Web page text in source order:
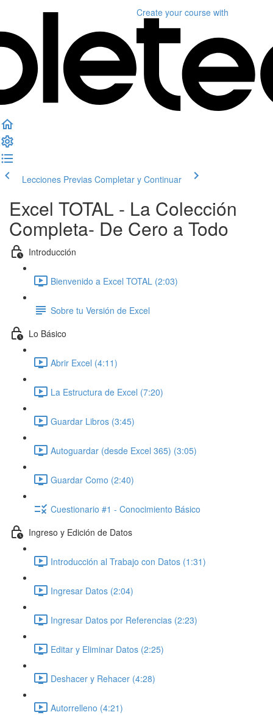
Create your course with
Lecciones Previas Completar y Continuar
Excel TOTAL - La Colección
Completa- De Cero a Todo
Introducción
Bienvenido a Excel TOTAL (2:03)
Sobre tu Versión de Excel
Lo Básico
Abrir Excel (4:11)
La Estructura de Excel (7:20)
Guardar Libros (3:45)
Autoguardar (desde Excel 365) (3:05)
Guardar Como (2:40)
Cuestionario #1 - Conocimiento Básico
Ingreso y Edición de Datos
Introducción al Trabajo con Datos (1:31)
Ingresar Datos (2:04)
Ingresar Datos por Referencias (2:23)
Editar y Eliminar Datos (2:25)
Deshacer y Rehacer (4:28)
Autorrelleno (4:21)